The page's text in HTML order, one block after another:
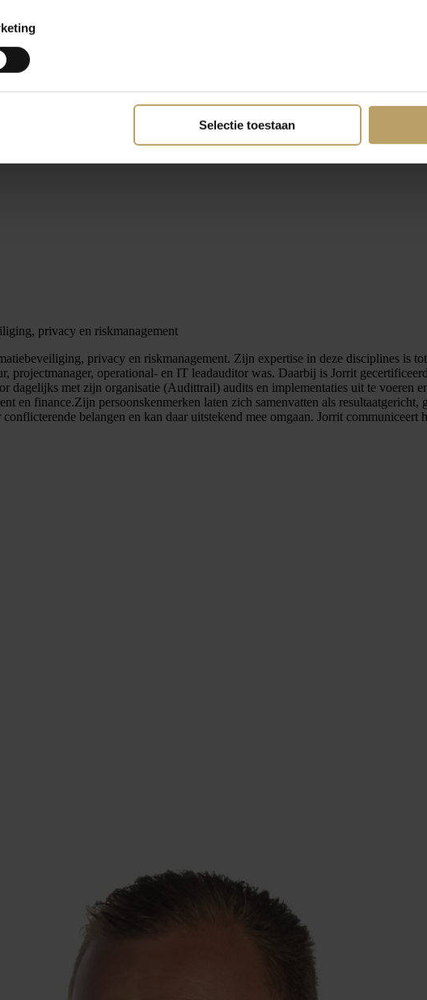
Selectie toestaan
privacy en riskmanagement
privacy en riskmanagement. Zijn expertise in deze disciplines is
projectmanager, operational- en IT leadauditor was. Daarbij is Jorrit
met zijn organisatie (Audittrail) audits en implementaties uit te voeren
en finance.Zijn persoonskenmerken laten zich samenvatten als
belangen en kan daar uitstekend mee omgaan. Jorrit